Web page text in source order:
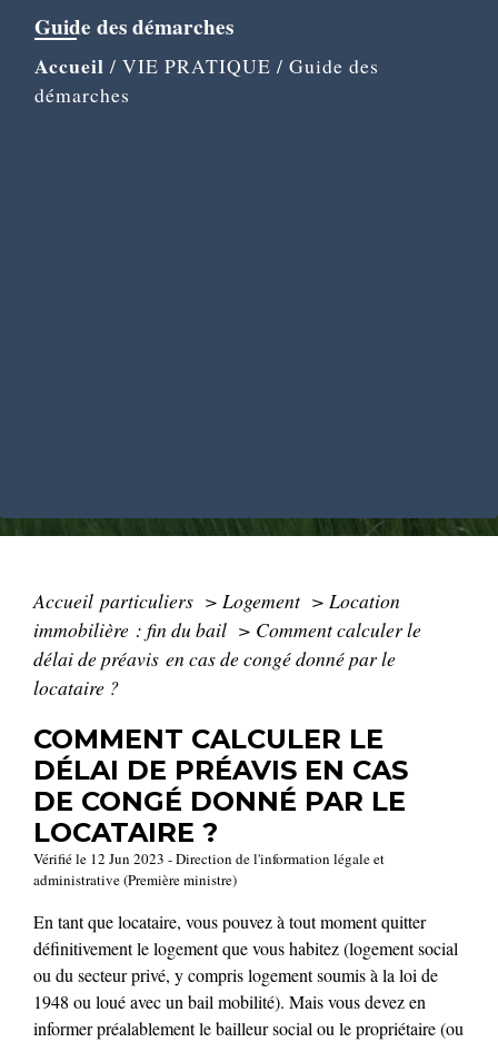
Guide des démarches
Accueil / VIE PRATIQUE / Guide des
démarches
Accueil particuliers > Logement > Location
immobilière : fin du bail > Comment calculer le
délai de préavis en cas de congé donné par le
locataire ?
COMMENT CALCULER LE
DÉLAI DE PRÉAVIS EN CAS
DE CONGÉ DONNÉ PAR LE
LOCATAIRE ?
Vérifié le 12 Jun 2023 - Direction de l'information légale et
administrative (Première ministre)
En tant que locataire, vous pouvez à tout moment quitter
définitivement le logement que vous habitez (logement social
ou du secteur privé, y compris logement soumis à la loi de
1948 ou loué avec un bail mobilité). Mais vous devez en
informer préalablement le bailleur social ou le propriétaire (ou